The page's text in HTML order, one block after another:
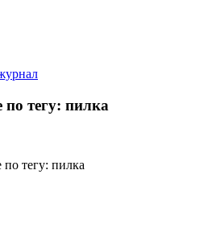
по тегу: пилка
по тегу: пилка